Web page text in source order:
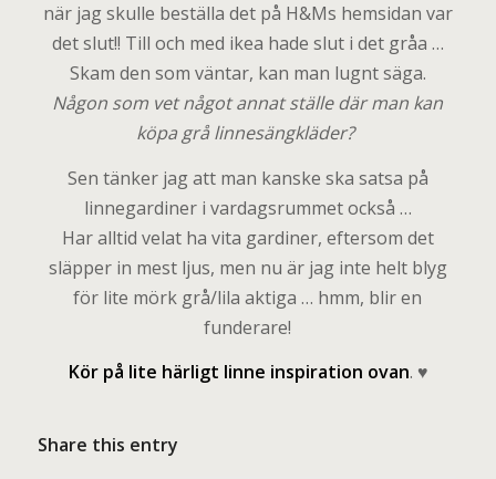
när jag skulle beställa det på H&Ms hemsidan var
det slut!! Till och med ikea hade slut i det gråa …
Skam den som väntar, kan man lugnt säga.
Någon som vet något annat ställe där man kan
köpa grå linnesängkläder?
Sen tänker jag att man kanske ska satsa på
linnegardiner i vardagsrummet också …
Har alltid velat ha vita gardiner, eftersom det
släpper in mest ljus, men nu är jag inte helt blyg
för lite mörk grå/lila aktiga … hmm, blir en
funderare!
Kör på lite härligt linne inspiration ovan. ♥
Share this entry